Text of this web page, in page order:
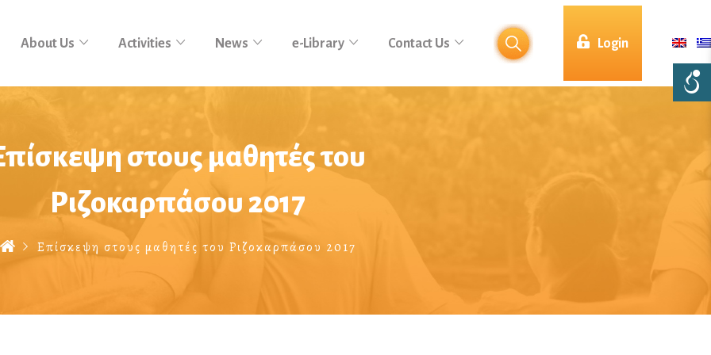
About Us Activities News e-Library Contact Us Login
στους μαθητές του
Ριζοκαρπάσου 2017
Επίσκεψη στους μαθητές του Ριζοκαρπάσου 2017